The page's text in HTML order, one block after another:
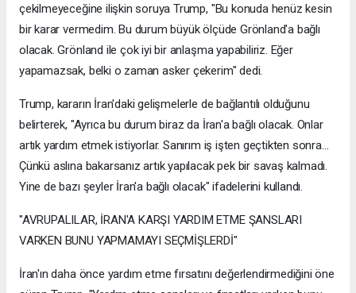
çekilmeyeceğine ilişkin soruya Trump, "Bu konuda henüz kesin
bir karar vermedim. Bu durum büyük ölçüde Grönland'a bağlı
olacak. Grönland ile çok iyi bir anlaşma yapabiliriz. Eğer
yapamazsak, belki o zaman asker çekerim" dedi.
Trump, kararın İran'daki gelişmelerle de bağlantılı olduğunu
belirterek, "Ayrıca bu durum biraz da İran'a bağlı olacak. Onlar
artık yardım etmek istiyorlar. Sanırım iş işten geçtikten sonra...
Çünkü aslına bakarsanız artık yapılacak pek bir savaş kalmadı.
Yine de bazı şeyler İran'a bağlı olacak" ifadelerini kullandı.
"AVRUPALILAR, İRAN'A KARŞI YARDIM ETME ŞANSLARI
VARKEN BUNU YAPMAMAYI SEÇMİŞLERDİ"
İran'ın daha önce yardım etme fırsatını değerlendirmediğini öne